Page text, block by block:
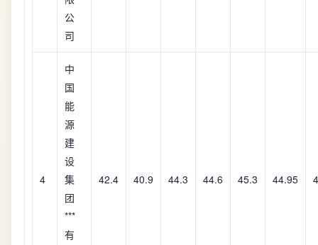
公
司
4
中
国
能
源
建
设
集
团
***
有
42.4 40.9 44.3 44.6 45.3 44.95